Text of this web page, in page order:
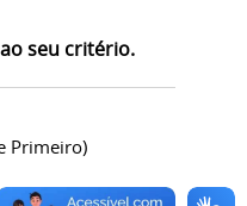
seu critério.
Primeiro)